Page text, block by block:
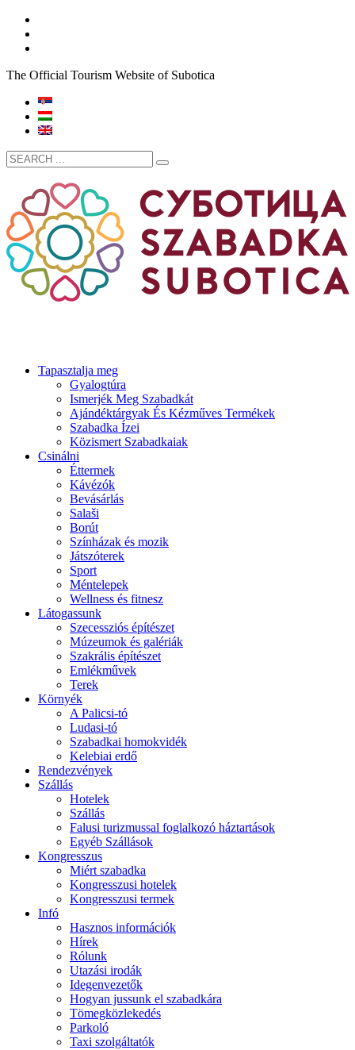
The Official Tourism Website of Subotica
Tapasztalja meg
Gyalogtúra
Ismerjék Meg Szabadkát
Ajándéktárgyak És Kézműves Termékek
Szabadka Ízei
Közismert Szabadkaiak
Csinálni
Éttermek
Kávézók
Bevásárlás
Salaši
Borút
Színházak és mozik
Játszóterek
Sport
Méntelepek
Wellness és fitnesz
Látogassunk
Szecessziós építészet
Múzeumok és galériák
Szakrális építészet
Emlékművek
Terek
Környék
A Palicsi-tó
Ludasi-tó
Szabadkai homokvidék
Kelebiai erdő
Rendezvények
Szállás
Hotelek
Szállás
Falusi turizmussal foglalkozó háztartások
Egyéb Szállások
Kongresszus
Miért szabadka
Kongresszusi hotelek
Kongresszusi termek
Infó
Hasznos információk
Hírek
Rólunk
Utazási irodák
Idegenvezetők
Hogyan jussunk el szabadkára
Tömegközlekedés
Parkoló
Taxi szolgáltatók